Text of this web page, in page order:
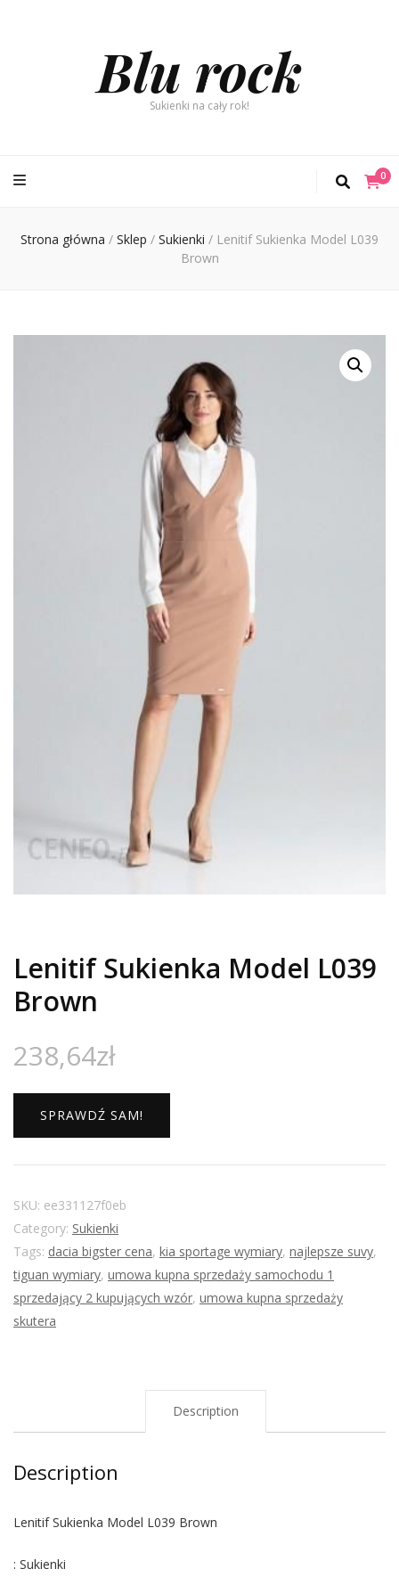
Blu rock
Sukienki na cały rok!
0
Strona główna / Sklep / Sukienki / Lenitif Sukienka Model L039
Brown
Lenitif Sukienka Model L039
Brown
238,64zł
SPRAWDŹ SAM!
SKU: ee331127f0eb
Category: Sukienki
Tags: dacia bigster cena, kia sportage wymiary, najlepsze suvy,
tiguan wymiary, umowa kupna sprzedaży samochodu 1
sprzedający 2 kupujących wzór, umowa kupna sprzedaży
skutera
Description
Description
Lenitif Sukienka Model L039 Brown
: Sukienki